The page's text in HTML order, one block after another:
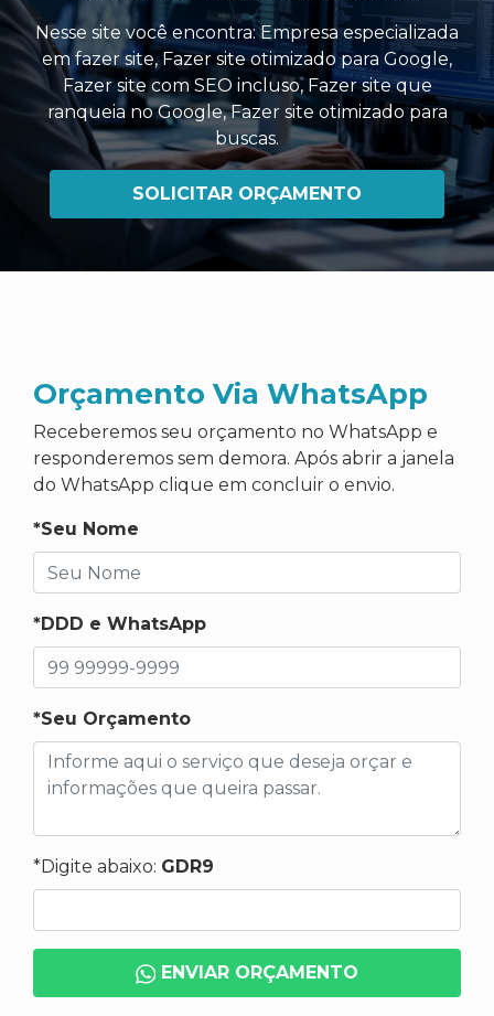
Nesse site você encontra:Empresa especializada
em fazer site,Fazer site otimizado para Google,
Fazer site com SEO incluso, Fazer site que
ranqueia no Google,Fazer site otimizado para
buscas.
SOLICITAR ORÇAMENTO
Orçamento Via WhatsApp
Receberemos seu orçamento no WhatsApp e
responderemos sem demora. Após abrir a janela
do WhatsApp clique em concluir o envio.
*Seu Nome
*DDD e WhatsApp
*Seu Orçamento
*Digite abaixo: GDR9
ENVIAR ORÇAMENTO